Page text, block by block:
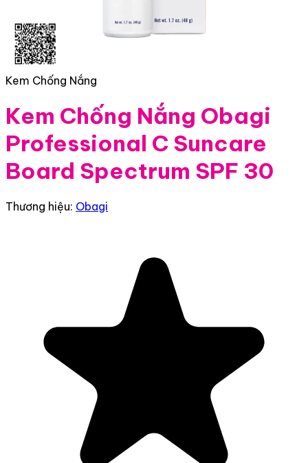
Kem Chống Nắng
Kem Chống Nắng Obagi
Professional C Suncare
Board Spectrum SPF 30
Thương hiệu: Obagi